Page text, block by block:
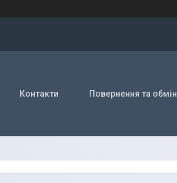
Контакти Повернення та обмін